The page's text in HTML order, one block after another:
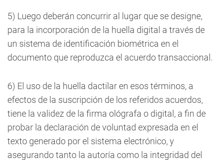
5) Luego deberán concurrir al lugar que se designe,
para la incorporación de la huella digital a través de
un sistema de identificación biométrica en el
documento que reproduzca el acuerdo transaccional.
6) El uso de la huella dactilar en esos términos, a
efectos de la suscripción de los referidos acuerdos,
tiene la validez de la firma ológrafa o digital, a fin de
probar la declaración de voluntad expresada en el
texto generado por el sistema electrónico, y
asegurando tanto la autoría como la integridad del